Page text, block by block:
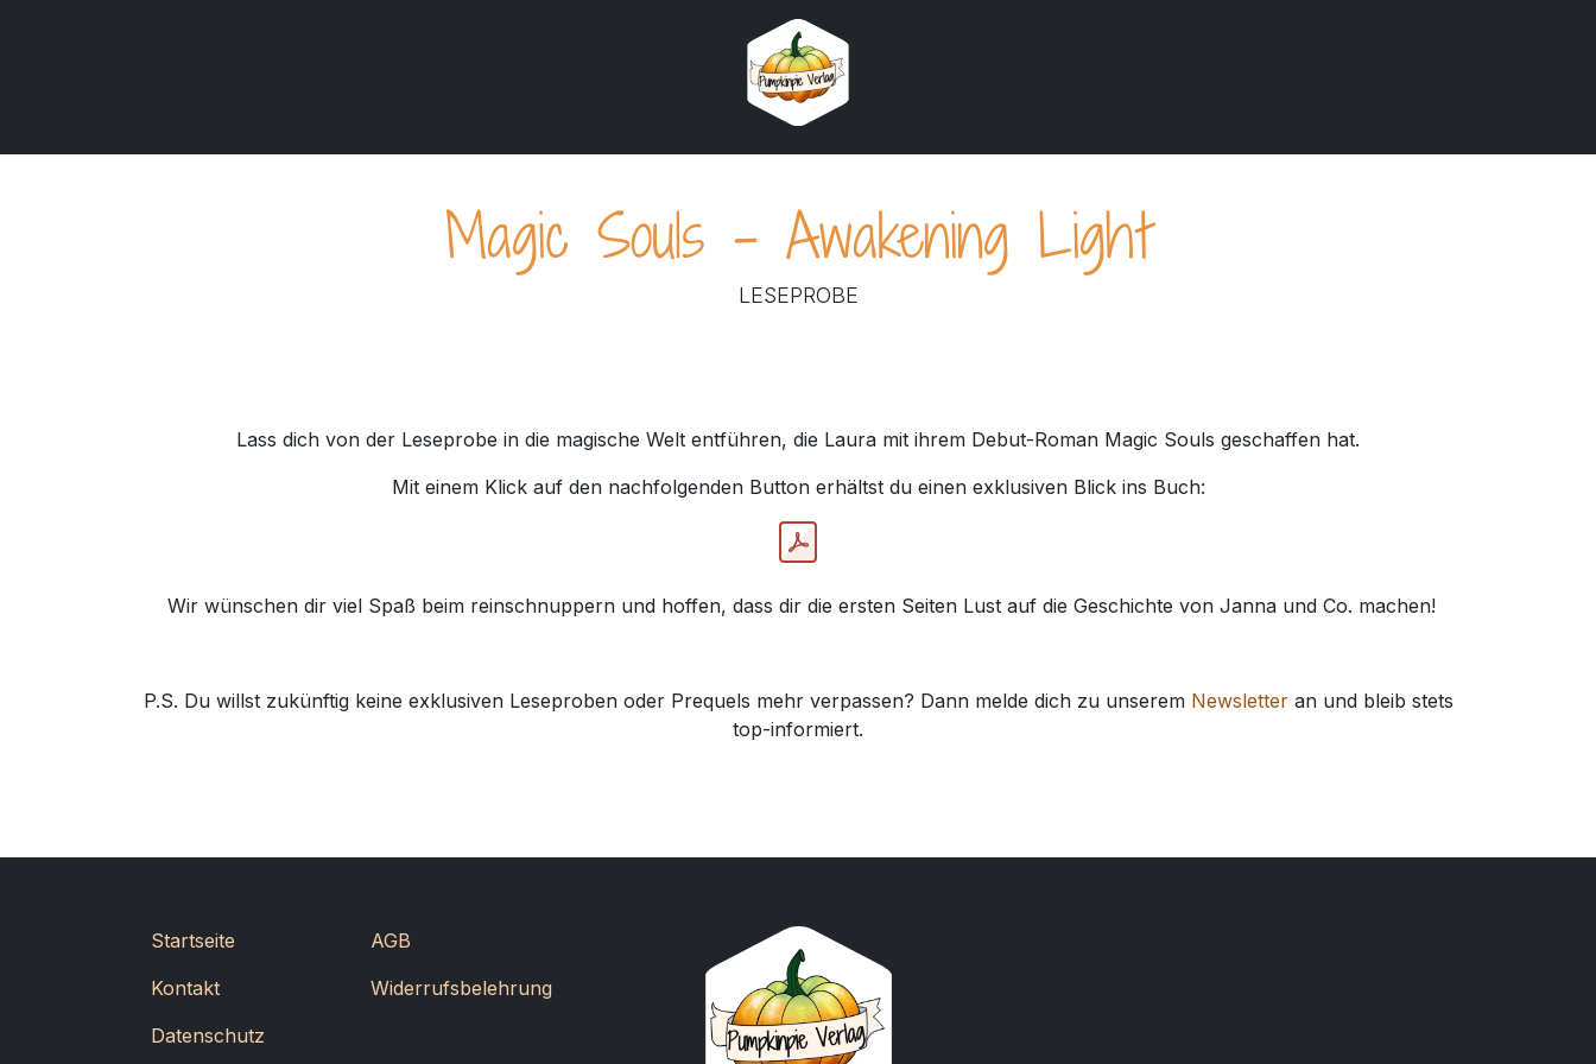
Magic Souls – Awakening Light
LESEPROBE
Lass dich von der Leseprobe in die magische Welt entführen, die Laura mit ihrem Debut-Roman Magic Souls geschaffen hat.
Mit einem Klick auf den nachfolgenden Button erhältst du einen exklusiven Blick ins Buch:
Wir wünschen dir viel Spaß beim reinschnuppern und hoffen, dass dir die ersten Seiten Lust auf die Geschichte von Janna und Co. machen!
P.S. Du willst zukünftig keine exklusiven Leseproben oder Prequels mehr verpassen? Dann melde dich zu unserem Newsletteran und bleib stets
top-informiert.
Startseite
Kontakt
Datenschutz
AGB
Widerrufsbelehrung